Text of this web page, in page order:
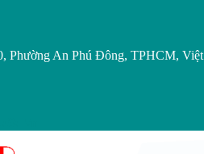
Phường An Phú Đông, TPHCM, Việt